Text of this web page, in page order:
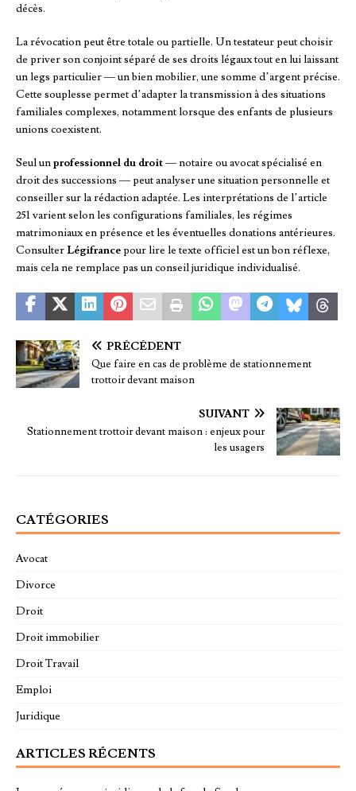
décès.
La révocation peut être totale ou partielle. Un testateur peut choisir
de priver son conjoint séparé de ses droits légaux tout en lui laissant
un legs particulier — un bien mobilier, une somme d’argent précise.
Cette souplesse permet d’adapter la transmission à des situations
familiales complexes, notamment lorsque des enfants de plusieurs
unions coexistent.
Seul unprofessionnel du droit— notaire ou avocat spécialisé en
droit des successions — peut analyser une situation personnelle et
conseiller sur la rédaction adaptée. Les interprétations de l’article
251 varient selon les configurations familiales, les régimes
matrimoniaux en présence et les éventuelles donations antérieures.
Consulter Légifrancepour lire le texte officiel est un bon réflexe,
mais cela ne remplace pas un conseil juridique individualisé.
PRÉCÉDENT
Que faire en cas de problème de stationnement
trottoir devant maison
SUIVANT
Stationnement trottoir devant maison : enjeux pour
les usagers
CATÉGORIES
Avocat
Divorce
Droit
Droit immobilier
Droit Travail
Emploi
Juridique
ARTICLES RÉCENTS